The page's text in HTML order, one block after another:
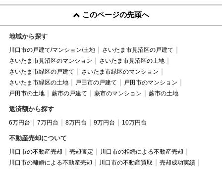
このページの先頭へ
地域から探す
川口市の戸建て/マンション/土地
さいたま市見沼区の戸建て
さいたま市見沼区のマンション
さいたま市見沼区の土地
さいたま市緑区の戸建て
さいたま市緑区のマンション
さいたま市緑区の土地
戸田市の戸建て
戸田市のマンション
戸田市の土地
蕨市の戸建て 蕨市のマンション 蕨市の土地
返済額から探す
6万円台 7万円台 8万円台 9万円台 10万円台
不動産売却について
川口市の不動産売却 売却査定
川口市の相続による不動産売却
川口市の離婚による不動産売却
川口市の不動産買取
売却成功実績